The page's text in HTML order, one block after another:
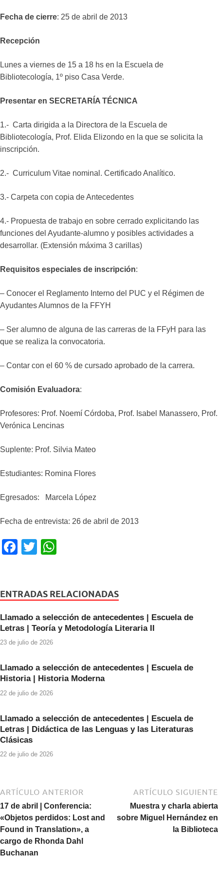
Fecha de cierre: 25 de abril de 2013
Recepción
Lunes a viernes de 15 a 18 hs en la Escuela de
Bibliotecología, 1º piso Casa Verde.
Presentar en SECRETARÍA TÉCNICA
1.- Carta dirigida a la Directora de la Escuela de
Bibliotecología, Prof. Elida Elizondo en la que se solicita la
inscripción.
2.- Curriculum Vitae nominal. Certificado Analítico.
3.- Carpeta con copia de Antecedentes
4.- Propuesta de trabajo en sobre cerrado explicitando las
funciones del Ayudante-alumno y posibles actividades a
desarrollar. (Extensión máxima 3 carillas)
Requisitos especiales de inscripción:
– Conocer el Reglamento Interno del PUC y el Régimen de
Ayudantes Alumnos de la FFYH
– Ser alumno de alguna de las carreras de la FFyH para las
que se realiza la convocatoria.
– Contar con el 60 % de cursado aprobado de la carrera.
Comisión Evaluadora:
Profesores: Prof. Noemí Córdoba, Prof. Isabel Manassero, Prof.
Verónica Lencinas
Suplente: Prof. Silvia Mateo
Estudiantes: Romina Flores
Egresados: Marcela López
Fecha de entrevista: 26 de abril de 2013
F
e
o
o
T
er s
p
ENTRADAS RELACIONADAS
Llamado a selección de antecedentes | Escuela de
Letras | Teoría y Metodología Literaria II
23 de julio de 2026
Llamado a selección de antecedentes | Escuela de
Historia | Historia Moderna
22 de julio de 2026
Llamado a selección de antecedentes | Escuela de
Letras | Didáctica de las Lenguas y las Literaturas
Clásicas
22 de julio de 2026
ARTÍCULO ANTERIOR
17 de abril | Conferencia:
«Objetos perdidos: Lost and
Found in Translation», a
cargo de Rhonda Dahl
Buchanan
ARTÍCULO SIGUIENTE
Muestra y charla abierta
sobre Miguel Hernández en
la Biblioteca